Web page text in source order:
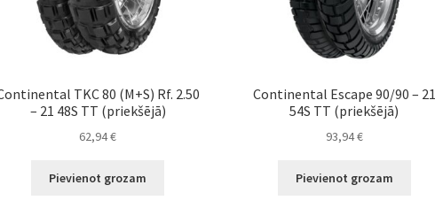
TKC 80 (M+S) Rf. 2.50
– 21 48S TT (priekšējā)
62,94€
Pievienot grozam
Continental Escape 90/90 – 21
54S TT (priekšējā)
93,94€
Pievienot grozam